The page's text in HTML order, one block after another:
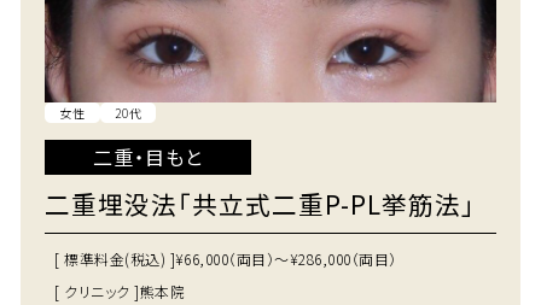
女性 20代
二重・目もと
二重埋没法「共立式二重P-PL挙筋法」
[ 標準料金(税込) ]¥66,000（両目）～¥286,000（両目）
[ クリニック ]熊本院